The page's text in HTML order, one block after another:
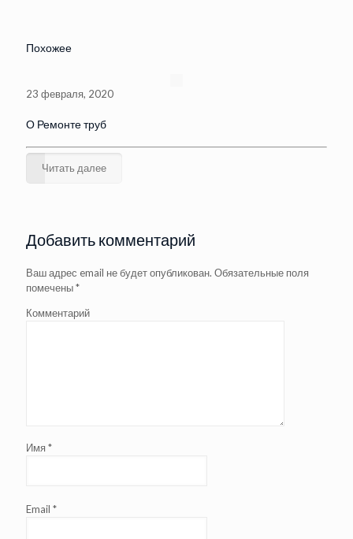
Похожее
23 февраля, 2020
О Ремонте труб
Читать далее
Добавить комментарий
Ваш адрес email не будет опубликован. Обязательные поля
помечены*
Комментарий
Имя *
Email *